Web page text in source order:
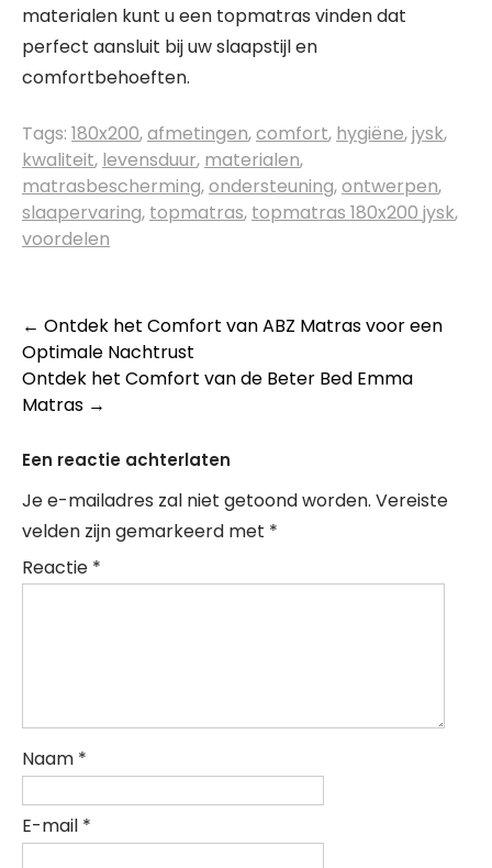
materialen kunt u een topmatras vinden dat
perfect aansluit bij uw slaapstijl en
comfortbehoeften.
Tags: 180x200,afmetingen,comfort, hygiëne,jysk,
kwaliteit, levensduur, materialen,
matrasbescherming,ondersteuning,ontwerpen,
slaapervaring, topmatras, topmatras 180x200 jysk,
voordelen
Berichtnavigatie
← Ontdek het Comfort van ABZ Matras voor een
Optimale Nachtrust
Ontdek het Comfort van de Beter Bed Emma
Matras →
Een reactie achterlaten
Je e-mailadres zal niet getoond worden. Vereiste
velden zijn gemarkeerd met *
Reactie *
Naam *
E-mail *